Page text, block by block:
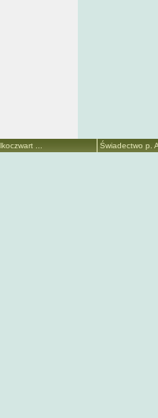
... Świadectwo p.